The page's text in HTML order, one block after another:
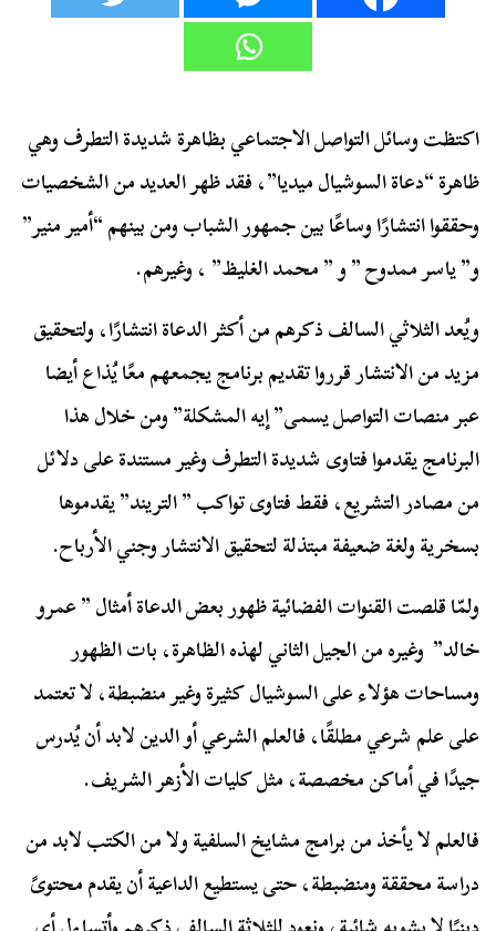
اكتظت وسائل التواصل الاجتماعي بظاهرة شديدة التطرف وهي
ظاهرة “دعاة السوشيال ميديا”، فقد ظهر العديد من الشخصيات
وحققوا انتشارًا وساعًا بين جمهور الشباب ومن بينهم “أمير منير”
و” ياسر ممدوح ” و ” محمد الغليظ” ، وغيرهم.
ويُعد الثلاثي السالف ذكرهم من أكثر الدعاة انتشارًا، ولتحقيق
مزيد من الانتشار قرروا تقديم برنامج يجمعهم معًا يُذاع أيضا
عبر منصات التواصل يسمى” إيه المشكلة” ومن خلال هذا
البرنامج يقدموا فتاوى شديدة التطرف وغير مستندة على دلائل
من مصادر التشريع، فقط فتاوى تواكب ” التريند” يقدموها
بسخرية ولغة ضعيفة مبتذلة لتحقيق الانتشار وجني الأرباح.
ولمّا قلصت القنوات الفضائية ظهور بعض الدعاة أمثال ” عمرو
خالد” وغيره من الجيل الثاني لهذه الظاهرة، بات الظهور
ومساحات هؤلاء على السوشيال كثيرة وغير منضبطة، لا تعتمد
على علم شرعي مطلقًا، فالعلم الشرعي أو الدين لابد أن يُدرس
جيدًا في أماكن مخصصة، مثل كليات الأزهر الشريف.
فالعلم لا يأخذ من برامج مشايخ السلفية ولا من الكتب لابد من
دراسة محققة ومنضبطة، حتى يستطيع الداعية أن يقدم محتوىً